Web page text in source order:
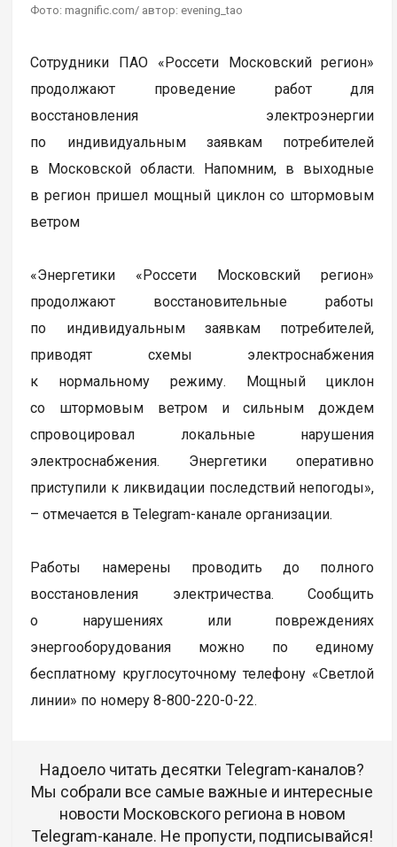
Фото: magnific.com/ автор: evening_tao
Сотрудники ПАО «Россети Московский регион»
продолжают проведение работ для
восстановления электроэнергии
по индивидуальным заявкам потребителей
в Московской области. Напомним, в выходные
в регион пришел мощный циклон со штормовым
ветром
«Энергетики «Россети Московский регион»
продолжают восстановительные работы
по индивидуальным заявкам потребителей,
приводят схемы электроснабжения
к нормальному режиму. Мощный циклон
со штормовым ветром и сильным дождем
спровоцировал локальные нарушения
электроснабжения. Энергетики оперативно
приступили к ликвидации последствий непогоды»,
– отмечается в Telegram-канале организации.
Работы намерены проводить до полного
восстановления электричества. Сообщить
о нарушениях или повреждениях
энергооборудования можно по единому
бесплатному круглосуточному телефону «Светлой
линии» по номеру 8-800-220-0-22.
Надоело читать десятки Telegram-каналов?
Мы собрали все самые важные и интересные
новости Московского региона в новом
Telegram-канале. Не пропусти, подписывайся!